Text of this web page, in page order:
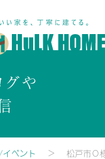
や
ベント 松戸市О